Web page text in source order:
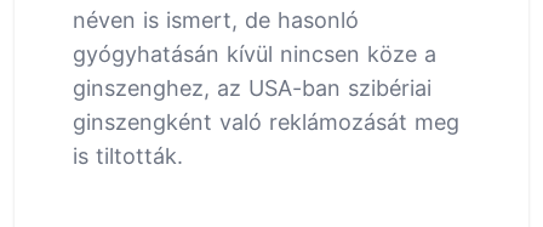
néven is ismert, de hasonló
gyógyhatásán kívül nincsen köze a
ginszenghez, az USA-ban szibériai
ginszengként való reklámozását meg
is tiltották.